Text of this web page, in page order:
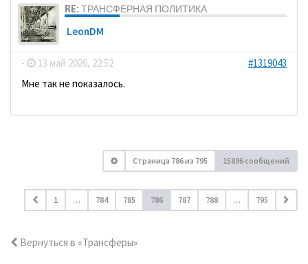
RE: ТРАНСФЕРНАЯ ПОЛИТИКА
LeonDM
- 13 май 2026, 22:52
#1319043
Мне так не показалось.
Страница 786из 795 15896 сообщений
1 … 784 785 786 787 788 … 795
Вернуться в «Трансферы»